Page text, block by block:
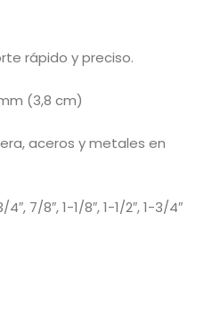
rápido y preciso.
(3,8 cm)
aceros y metales en
7/8″, 1-1/8″, 1-1/2″, 1-3/4″